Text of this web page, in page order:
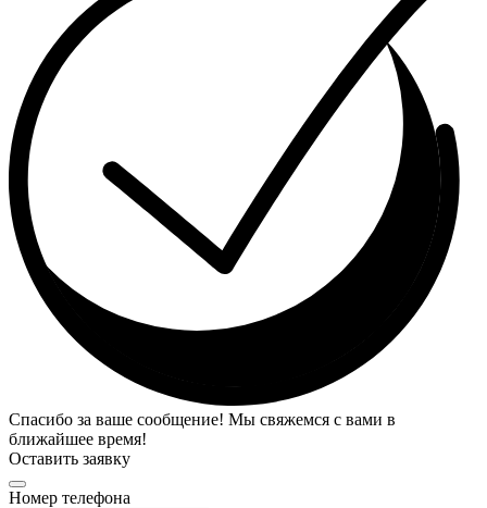
Спасибо за ваше сообщение! Мы свяжемся с вами в
ближайшее время!
Оставить заявку
Номер телефона